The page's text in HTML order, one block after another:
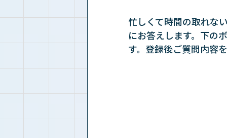
忙しくて時間の取れな
にお答えします。下の
す。登録後ご質問内容